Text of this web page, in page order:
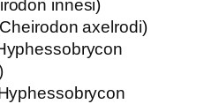
innesi)
axelrodi)